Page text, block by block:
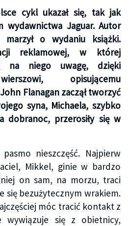
cykl ukazał się, tak jak
wydawnictwa Jaguar. Autor
o wydaniu książki.
reklamowej, w której
na niego uwagę, dzięki
opisującemu
Flanagan zaczął tworzyć
syna, Michaela, szybko
dobranoc, przerosiły się w
nieszczęść. Najpierw
Mikkel, ginie w bardzo
on sam, na morzu, traci
się bezużytecznym wrakiem.
móc tracić kontakt z
wywiązuje się z obietnicy,